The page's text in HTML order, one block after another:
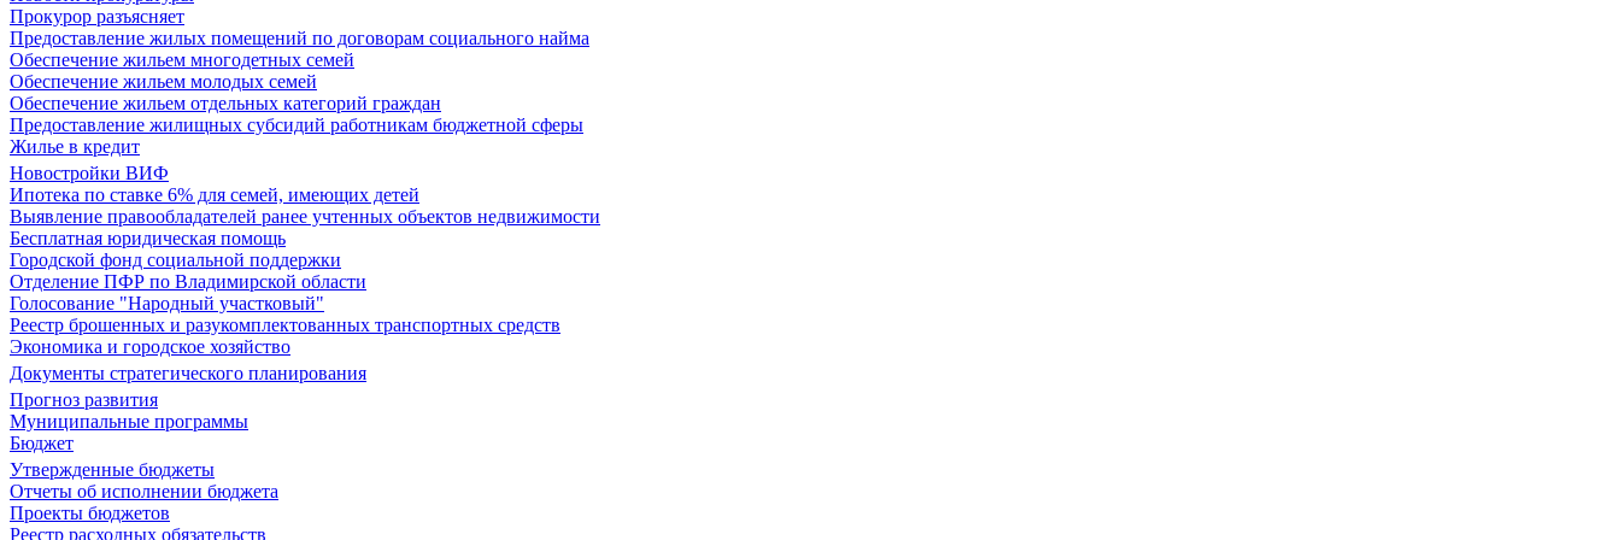
Прокурор разъясняет
Предоставление жилых помещений по договорам социального найма
Обеспечение жильем многодетных семей
Обеспечение жильем молодых семей
Обеспечение жильем отдельных категорий граждан
Предоставление жилищных субсидий работникам бюджетной сферы
Жилье в кредит
Новостройки ВИФ
Ипотека по ставке 6% для семей, имеющих детей
Выявление правообладателей ранее учтенных объектов недвижимости
Бесплатная юридическая помощь
Городской фонд социальной поддержки
Отделение ПФР по Владимирской области
Голосование "Народный участковый"
Реестр брошенных и разукомплектованных транспортных средств
Экономика и городское хозяйство
Документы стратегического планирования
Прогноз развития
Муниципальные программы
Бюджет
Утвержденные бюджеты
Отчеты об исполнении бюджета
Проекты бюджетов
Реестр расходных обязательств